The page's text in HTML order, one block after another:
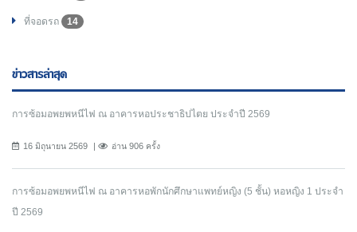
ที่จอดรถ 14
ข่าวสารล่าสุด
การซ้อมอพยพหนีไฟ ณ อาคารหอประชาธิปไตย ประจำปี 2569
16 มิถุนายน 2569 อ่าน 906 ครั้ง
การซ้อมอพยพหนีไฟ ณ อาคารหอพักนักศึกษาแพทย์หญิง (5 ชั้น) หอหญิง 1 ประจำ
ปี 2569